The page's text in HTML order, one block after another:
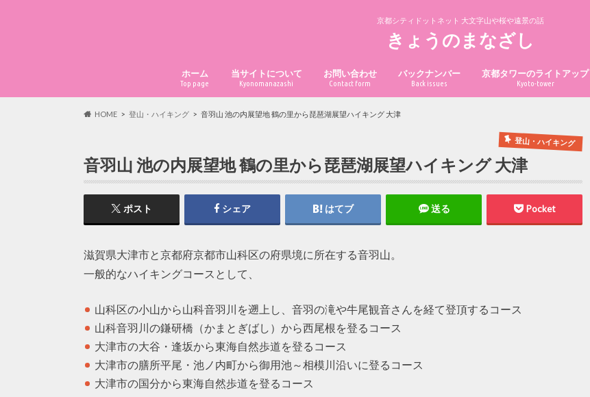
京都シティドットネット 大文字山や桜や遠景の話
きょうのまなざし
ホーム
Top page
当サイトについて
Kyonomanazashi
お問い合わせ
Contact form
バックナンバー
Back issues
京都タワーのライトアップ
Kyoto-tower
HOME 登山・ハイキング 音羽山 池の内展望地 鶴の里から琵琶湖展望ハイキング 大津
登山・ハイキング
音羽山 池の内展望地 鶴の里から琵琶湖展望ハイキング 大津
ポスト シェア はてブ 送る Pocket
滋賀県大津市と京都府京都市山科区の府県境に所在する音羽山。
一般的なハイキングコースとして、
山科区の小山から山科音羽川を遡上し、音羽の滝や牛尾観音さんを経て登頂するコース
山科音羽川の鎌研橋（かまとぎばし）から西尾根を登るコース
大津市の大谷・逢坂から東海自然歩道を登るコース
大津市の膳所平尾・池ノ内町から御用池～相模川沿いに登るコース
大津市の国分から東海自然歩道を登るコース